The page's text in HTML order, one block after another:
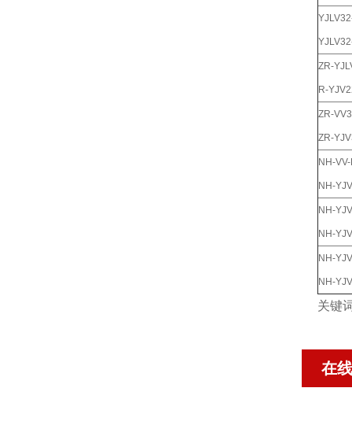
ZR-
R-
ZR-
ZR-
NH-
NH-
NH-
NH-
NH-
NH-
关键
在